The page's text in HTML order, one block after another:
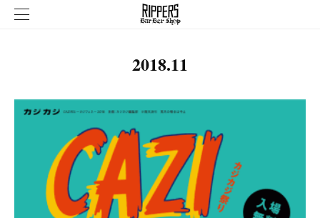
2018.11